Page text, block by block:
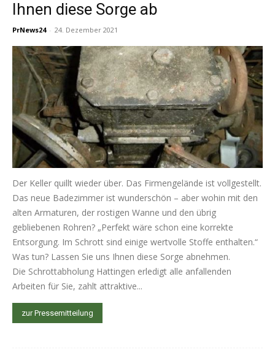
Ihnen diese Sorge ab
PrNews24 - 24. Dezember 2021
Der Keller quillt wieder über. Das Firmengelände ist vollgestellt.
Das neue Badezimmer ist wunderschön – aber wohin mit den
alten Armaturen, der rostigen Wanne und den übrig
gebliebenen Rohren? „Perfekt wäre schon eine korrekte
Entsorgung. Im Schrott sind einige wertvolle Stoffe enthalten.“
Was tun? Lassen Sie uns Ihnen diese Sorge abnehmen.
Die Schrottabholung Hattingen erledigt alle anfallenden
Arbeiten für Sie, zahlt attraktive...
zur Pressemitteilung